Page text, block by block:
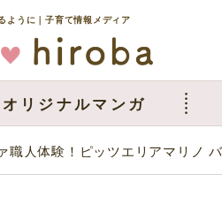
ように｜子育て情報メディア
オリジナルマンガ
職人体験！ピッツエリアマリノ